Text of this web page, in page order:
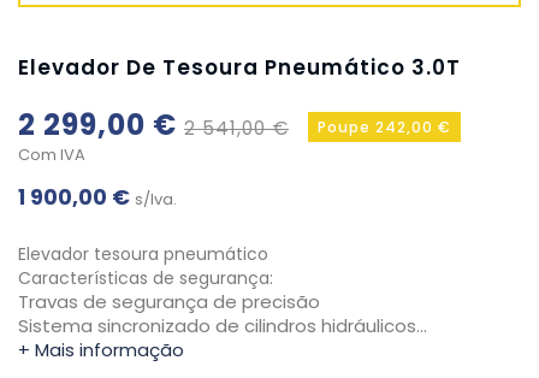
Elevador De Tesoura Pneumático 3.0T
2 299,00 € 2 541,00 € Poupe 242,00 €
Com IVA
1 900,00 € s/Iva.
Elevador tesoura pneumático
Características de segurança:
Travas de segurança de precisão
Sistema sincronizado de cilindros hidráulicos...
+ Mais informação